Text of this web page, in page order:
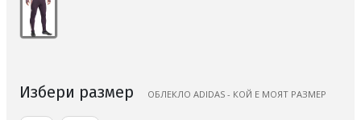
Избери размер OБЛЕКЛО ADIDAS - КОЙ Е МОЯТ РАЗМЕР